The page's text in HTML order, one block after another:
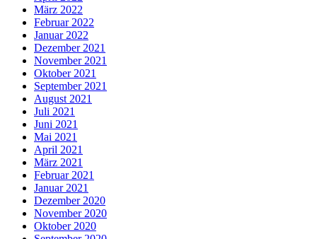
März 2022
Februar 2022
Januar 2022
Dezember 2021
November 2021
Oktober 2021
September 2021
August 2021
Juli 2021
Juni 2021
Mai 2021
April 2021
März 2021
Februar 2021
Januar 2021
Dezember 2020
November 2020
Oktober 2020